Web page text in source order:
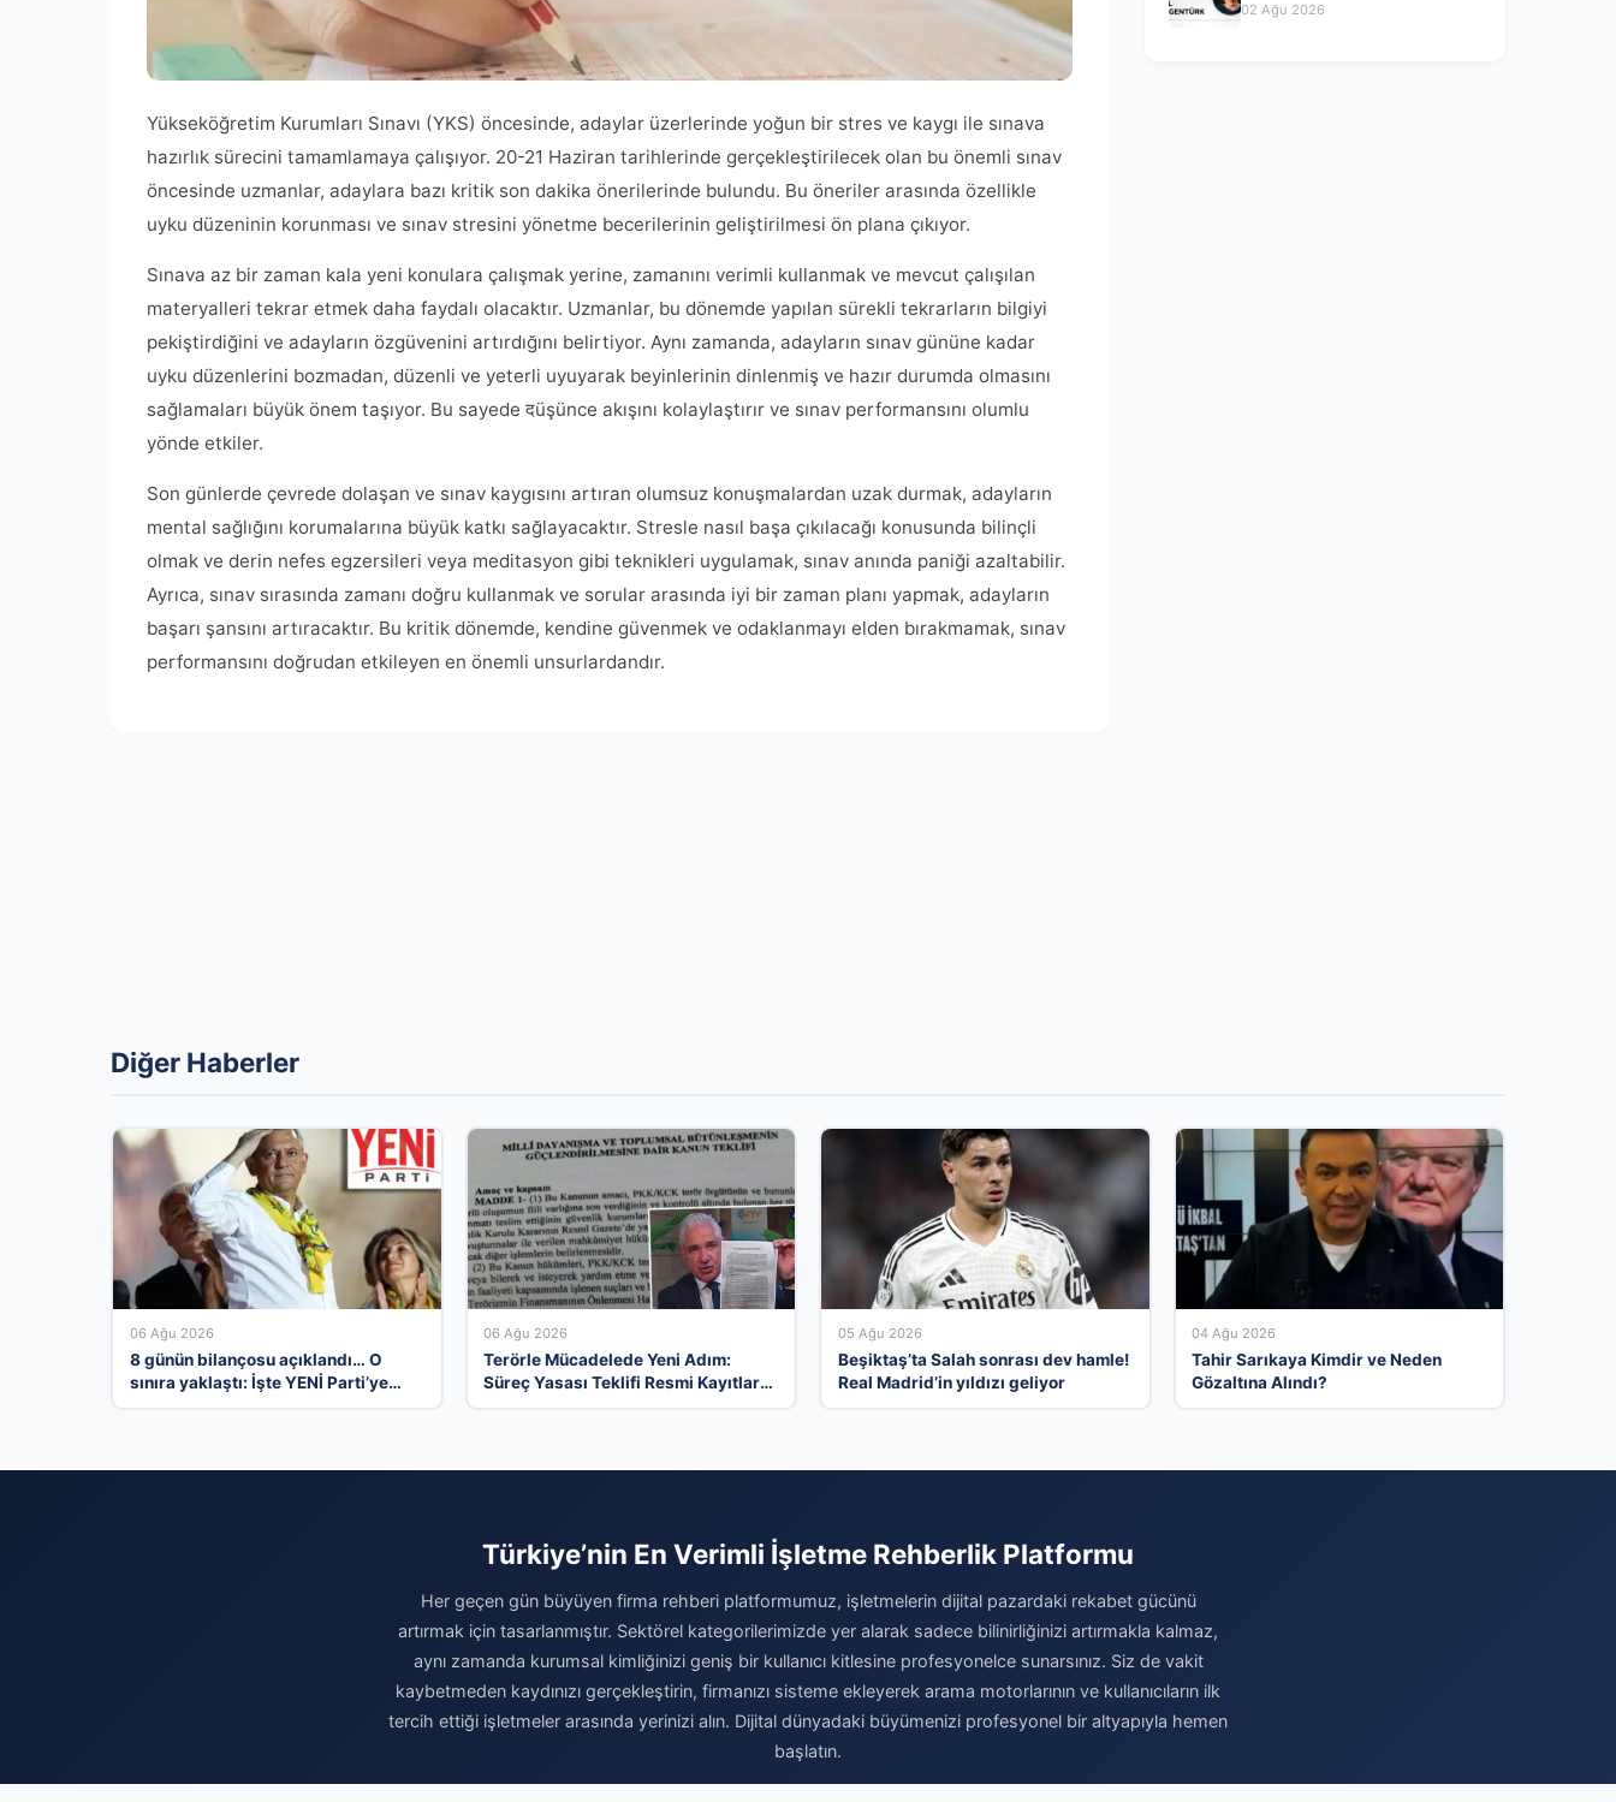
Yükseköğretim Kurumları Sınavı (YKS) öncesinde, adaylar üzerlerinde yoğun bir stres ve kaygı ile sınava
hazırlık sürecini tamamlamaya çalışıyor. 20-21 Haziran tarihlerinde gerçekleştirilecek olan bu önemli sınav
öncesinde uzmanlar, adaylara bazı kritik son dakika önerilerinde bulundu. Bu öneriler arasında özellikle
uyku düzeninin korunması ve sınav stresini yönetme becerilerinin geliştirilmesi ön plana çıkıyor.
Sınava az bir zaman kala yeni konulara çalışmak yerine, zamanını verimli kullanmak ve mevcut çalışılan
materyalleri tekrar etmek daha faydalı olacaktır. Uzmanlar, bu dönemde yapılan sürekli tekrarların bilgiyi
pekiştirdiğini ve adayların özgüvenini artırdığını belirtiyor. Aynı zamanda, adayların sınav gününe kadar
uyku düzenlerini bozmadan, düzenli ve yeterli uyuyarak beyinlerinin dinlenmiş ve hazır durumda olmasını
sağlamaları büyük önem taşıyor. Bu sayede दüşünce akışını kolaylaştırır ve sınav performansını olumlu
yönde etkiler.
Son günlerde çevrede dolaşan ve sınav kaygısını artıran olumsuz konuşmalardan uzak durmak, adayların
mental sağlığını korumalarına büyük katkı sağlayacaktır. Stresle nasıl başa çıkılacağı konusunda bilinçli
olmak ve derin nefes egzersileri veya meditasyon gibi teknikleri uygulamak, sınav anında paniği azaltabilir.
Ayrıca, sınav sırasında zamanı doğru kullanmak ve sorular arasında iyi bir zaman planı yapmak, adayların
başarı şansını artıracaktır. Bu kritik dönemde, kendine güvenmek ve odaklanmayı elden bırakmamak, sınav
performansını doğrudan etkileyen en önemli unsurlardandır.
02 Ağu 2026
Diğer Haberler
06 Ağu 2026
8 günün bilançosu açıklandı… O
sınıra yaklaştı: İşte YENİ Parti’ye
06 Ağu 2026
Terörle Mücadelede Yeni Adım:
Süreç Yasası Teklifi Resmi Kayıtlara
05 Ağu 2026
Beşiktaş’ta Salah sonrası dev hamle!
Real Madrid’in yıldızı geliyor
04 Ağu 2026
Tahir Sarıkaya Kimdir ve Neden
Gözaltına Alındı?
Türkiye’nin En Verimli İşletme Rehberlik Platformu
Her geçen gün büyüyen firma rehberi platformumuz, işletmelerin dijital pazardaki rekabet gücünü
artırmak için tasarlanmıştır. Sektörel kategorilerimizde yer alarak sadece bilinirliğinizi artırmakla kalmaz,
aynı zamanda kurumsal kimliğinizi geniş bir kullanıcı kitlesine profesyonelce sunarsınız. Siz de vakit
kaybetmeden kaydınızı gerçekleştirin, firmanızı sisteme ekleyerek arama motorlarının ve kullanıcıların ilk
tercih ettiği işletmeler arasında yerinizi alın. Dijital dünyadaki büyümenizi profesyonel bir altyapıyla hemen
başlatın.